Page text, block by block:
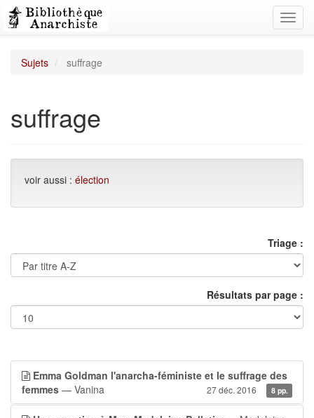
Sujets suffrage
suffrage
voir aussi : élection
Triage :
Résultats par page :
Emma Goldman l'anarcha-féministe et le suffrage des
femmes — Vanina 27 déc. 2016 8 pp.